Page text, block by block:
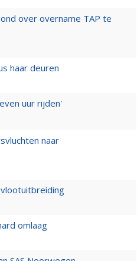
over overname TAP te
haar deuren
uur rijden'
naar
omlaag